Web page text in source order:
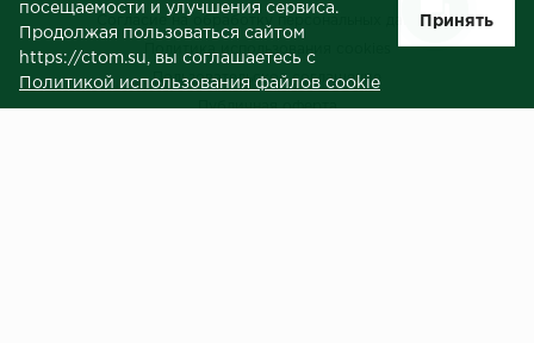
Согласие на обработку персональных данных
Пользовательское соглашение
Публичная оферта
посещаемости и улучшения сервиса.
Продолжая пользоваться сайтом
https://ctom.su, вы соглашаетесь с
Политикой использования файлов cookie
Принять